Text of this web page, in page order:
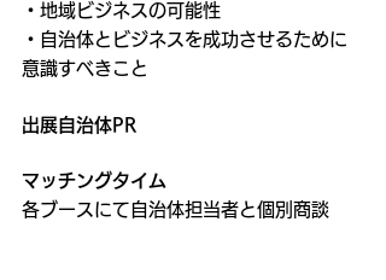
・地域ビジネスの可能性
・自治体とビジネスを成功させるために
意識すべきこと
出展自治体PR
マッチングタイム
各ブースにて自治体担当者と個別商談